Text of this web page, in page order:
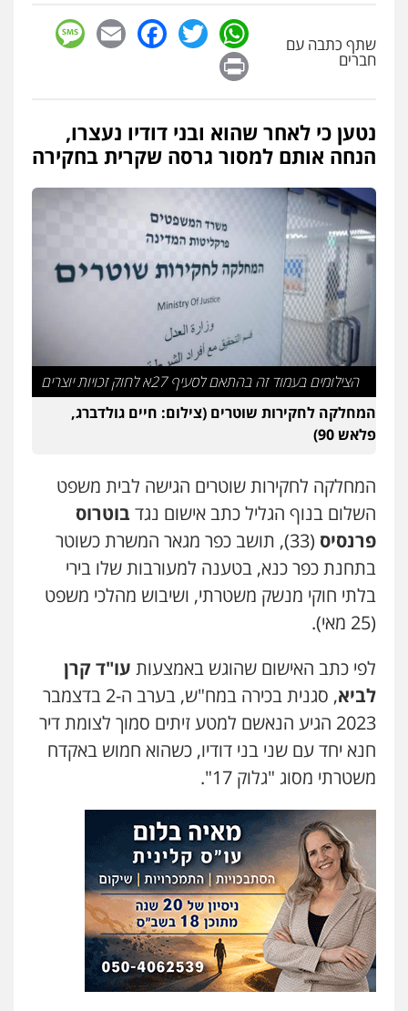
פשיעה חמורה מיסים הלבנת הון
פסיכיאטריה משפטית
0506216048
פלילי פשיעה חמורה צווארון לבן פשיעה
כלכלית עורכי דין לענייני אסירים נוער
0542442982
עו"ד אורנת קמרון
תעבורה עורכי דין לענייני אסירים
נוער
0505417090
עו"ד חמאדה מסרי
תעבורה
0526631970
כבריאן, מזר – משרד עורכי דין
פלילי מעצרים וחקירות
0543986802
עסקים
0507302623
לוי מלאך דדון – משרד עו"ד
פלילי פשיעה חמורה מעצרים וחקירות
0544231863
עו"ד מעיין שמחון
פלילי מעצרים וחקירות עורכי דין לענייני
אסירים
0587604050
עו"ד אמיר כהן
פלילי מעצרים וחקירות תעבורה
0537470000
שתף כתבה עם
חברים
WhatsApp
Twitter
Facebook
Email
נטען כי לאחר שהוא ובני דודיו נעצרו,
הנחה אותם למסור גרסה שקרית בחקירה
הצילומים בעמוד זה בהתאם לסעיף 27א לחוק זכויות יוצרים
המחלקה לחקירות שוטרים (צילום: חיים גולדברג,
פלאש 90)
המחלקה לחקירות שוטרים הגישה לבית משפט
השלום בנוף הגליל כתב אישום נגד בוטרוס
פרנסיס
(33), תושב כפר מגאר המשרת כשוטר
בתחנת כפר כנא, בטענה למעורבות שלו בירי
בלתי חוקי מנשק משטרתי, ושיבוש מהלכי משפט
(25 מאי).
לפי כתב האישום שהוגש באמצעות עו"ד קרן
לביא
, סגנית בכירה במח"ש, בערב ה-2 בדצמבר
2023 הגיע הנאשם למטע זיתים סמוך לצומת דיר
חנא יחד עם שני בני דודיו, כשהוא חמוש באקדח
משטרתי מסוג "גלוק 17".